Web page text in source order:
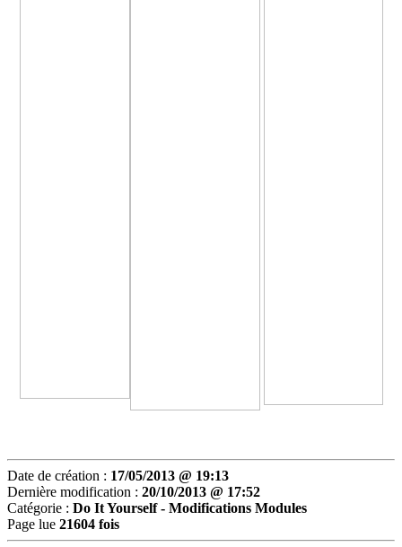
Date de création : 17/05/2013 @ 19:13
Dernière modification : 20/10/2013 @ 17:52
Catégorie : Do It Yourself - Modifications Modules
Page lue 21604 fois